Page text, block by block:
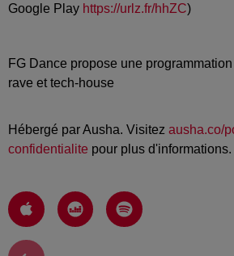
Google Play https://urlz.fr/hhZC)
FG Dance propose une
rave et tech-house
Hébergé par Ausha. Visitez ausha.co/
confidentialite pour plus d'informations.